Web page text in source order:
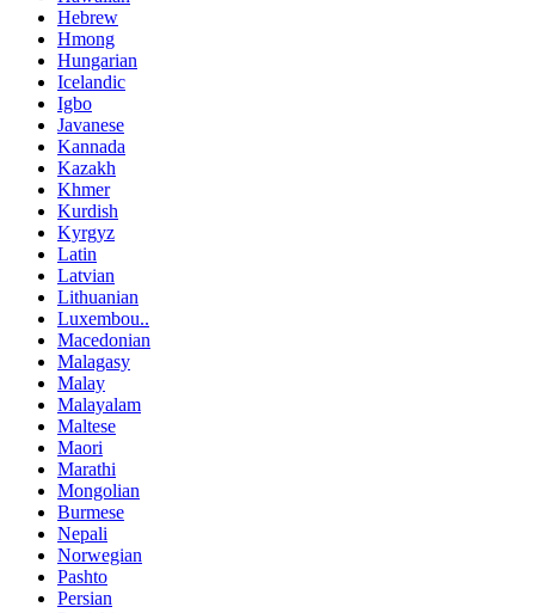
Hebrew
Hmong
Hungarian
Icelandic
Igbo
Javanese
Kannada
Kazakh
Khmer
Kurdish
Kyrgyz
Latin
Latvian
Lithuanian
Luxembou..
Macedonian
Malagasy
Malay
Malayalam
Maltese
Maori
Marathi
Mongolian
Burmese
Nepali
Norwegian
Pashto
Persian